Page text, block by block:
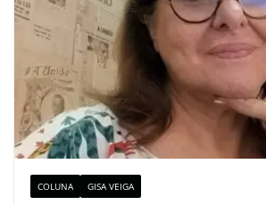
COLUNA GISA VEIGA